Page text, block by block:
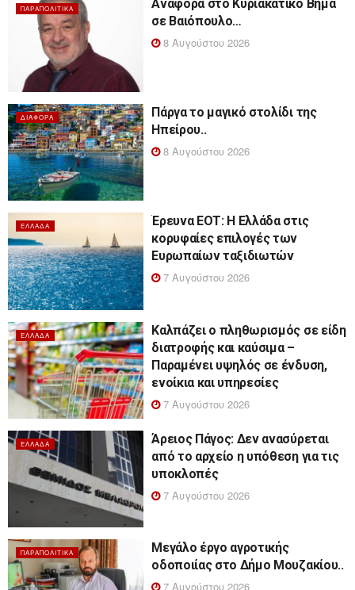
ΠΑΡΑΠΟΛΙΤΙΚΆ
Αναφορά στο Κυριακάτικο Βήμα
σε Βαιόπουλο…
8 Αυγούστου 2026
ΔΙΆΦΟΡΑ
Πάργα το μαγικό στολίδι της
Ηπείρου..
8 Αυγούστου 2026
ΕΛΛΆΔΑ
Έρευνα ΕΟΤ: Η Ελλάδα στις
κορυφαίες επιλογές των
Ευρωπαίων ταξιδιωτών
7 Αυγούστου 2026
ΕΛΛΆΔΑ
Καλπάζει ο πληθωρισμός σε είδη
διατροφής και καύσιμα –
Παραμένει υψηλός σε ένδυση,
ενοίκια και υπηρεσίες
7 Αυγούστου 2026
ΕΛΛΆΔΑ
Άρειος Πάγος: Δεν ανασύρεται
από το αρχείο η υπόθεση για τις
υποκλοπές
7 Αυγούστου 2026
ΠΑΡΑΠΟΛΙΤΙΚΆ
Μεγάλο έργο αγροτικής
οδοποιίας στο Δήμο Μουζακίου..
7 Αυγούστου 2026